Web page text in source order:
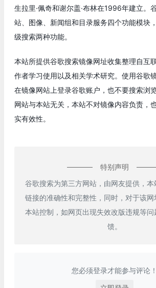
生拉里·佩奇和谢尔盖·布林在1996年建立。
站、图像、新闻组和目录服务四个功能模块
级搜索两种功能。
本站所提供谷歌搜索镜像网址收集整理自互
作者学习使用以及相关学术研究。使用谷歌
在镜像网站上登录谷歌账户，也不要搜索浏
网站与本站无关，本站不对镜像内容负责，
实有效性。
特别声明
谷歌搜索为第三方网站，由网友提供，
链接的准确性和完整性，同时，对于该
本站控制，如网页出现失效改版违规等问
馈。
您必须登录才能参与评论！